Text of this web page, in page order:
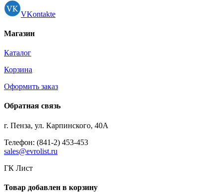
VKontakte
Магазин
Каталог
Корзина
Оформить заказ
Обратная связь
г. Пенза, ул. Карпинского, 40А
Телефон: (841-2) 453-453
sales@evrolist.ru
ГК Лист
Товар добавлен в корзину